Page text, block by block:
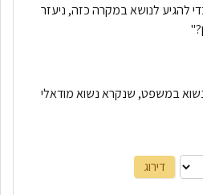
להגיע לנושא במקרה כזה, ניעזר
נשוא במשפט, שנקרא נשוא מודאלי